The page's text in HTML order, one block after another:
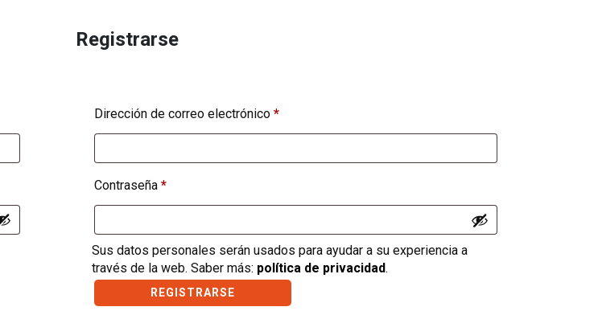
Registrarse
Dirección de correo electrónico *
Contraseña *
Sus datos personales serán usados para ayudar a su experiencia a
través de la web. Saber más: política de privacidad.
REGISTRARSE